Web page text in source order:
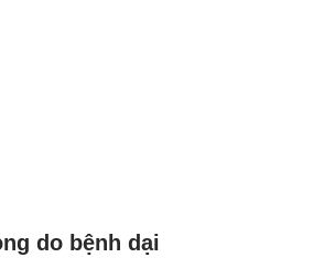
do bệnh dại